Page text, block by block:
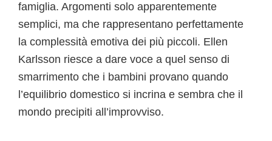
famiglia. Argomenti solo apparentemente
semplici, ma che rappresentano perfettamente
la complessità emotiva dei più piccoli. Ellen
Karlsson riesce a dare voce a quel senso di
smarrimento che i bambini provano quando
l’equilibrio domestico si incrina e sembra che il
mondo precipiti all’improvviso.